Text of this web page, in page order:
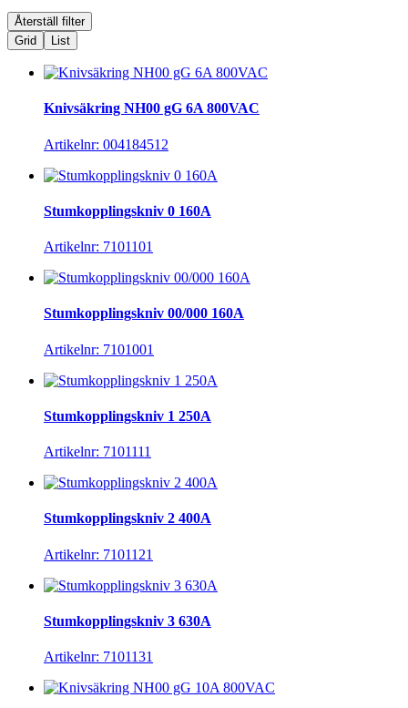
Grid List
Knivsäkring NH00 gG 6A 800VAC
Artikelnr: 004184512
Stumkopplingskniv 0 160A
Artikelnr: 7101101
Stumkopplingskniv 00/000 160A
Artikelnr: 7101001
Stumkopplingskniv 1 250A
Artikelnr: 7101111
Stumkopplingskniv 2 400A
Artikelnr: 7101121
Stumkopplingskniv 3 630A
Artikelnr: 7101131